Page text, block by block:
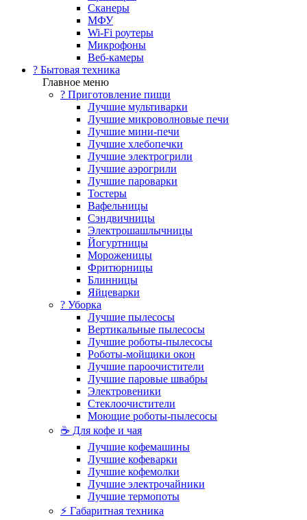
Сканеры
МФУ
Wi-Fi роутеры
Микрофоны
Веб-камеры
? Бытовая техника
Главное меню
? Приготовление пищи
Лучшие мультиварки
Лучшие микроволновые печи
Лучшие мини-печи
Лучшие хлебопечки
Лучшие электрогрили
Лучшие аэрогрили
Лучшие пароварки
Тостеры
Вафельницы
Сэндвичницы
Электрошашлычницы
Йогуртницы
Мороженицы
Фритюрницы
Блинницы
Яйцеварки
? Уборка
Лучшие пылесосы
Вертикальные пылесосы
Лучшие роботы-пылесосы
Роботы-мойщики окон
Лучшие пароочистители
Лучшие паровые швабры
Электровеники
Стеклоочистители
Моющие роботы-пылесосы
☕ Для кофе и чая
Лучшие кофемашины
Лучшие кофеварки
Лучшие кофемолки
Лучшие электрочайники
Лучшие термопоты
⚡ Габаритная техника